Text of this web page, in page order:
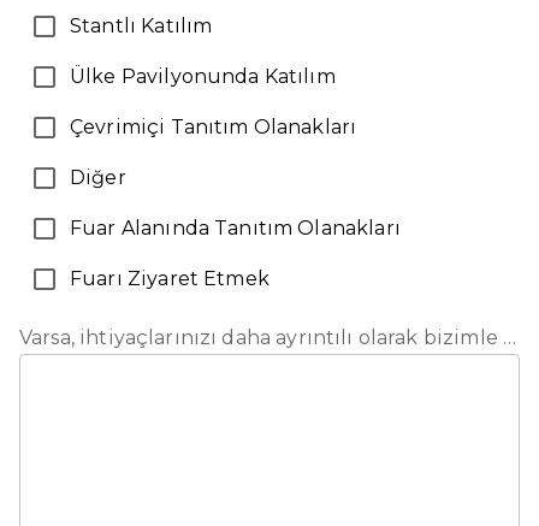
Stantlı Katılım
Ülke Pavilyonunda Katılım
Çevrimiçi Tanıtım Olanakları
Diğer
Fuar Alanında Tanıtım Olanakları
Fuarı Ziyaret Etmek
Varsa, ihtiyaçlarınızı daha ayrıntılı olarak bizimle paylaşabilirsiniz.